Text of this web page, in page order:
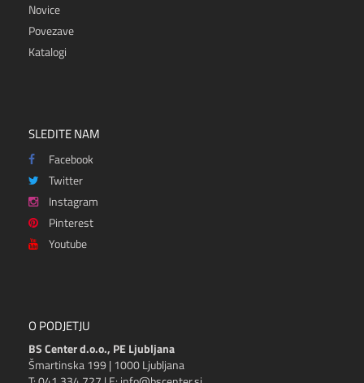
Novice
Povezave
Katalogi
SLEDITE NAM
Facebook
Twitter
Instagram
Pinterest
Youtube
O PODJETJU
BS Center d.o.o., PE Ljubljana
Šmartinska 199 | 1000 Ljubljana